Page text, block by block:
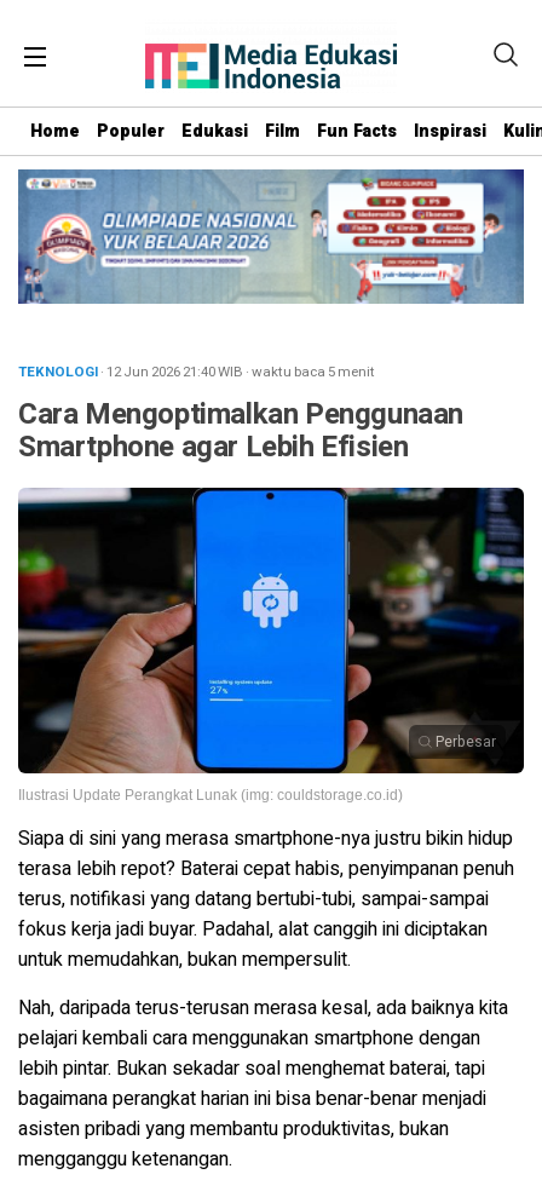
Home Populer Edukasi Film Fun Facts Inspirasi
TEKNOLOGI· 12 Jun 202621:40WIB ·waktu baca 5 menit
Cara Mengoptimalkan Penggunaan
Smartphone agar Lebih Efisien
Perbesar
Ilustrasi Update Perangkat Lunak (img: couldstorage.co.id)
Siapa di sini yang merasa smartphone-nya justru bikin hidup
terasa lebih repot? Baterai cepat habis, penyimpanan penuh
terus, notifikasi yang datang bertubi-tubi, sampai-sampai
fokus kerja jadi buyar. Padahal, alat canggih ini diciptakan
untuk memudahkan, bukan mempersulit.
Nah, daripada terus-terusan merasa kesal, ada baiknya kita
pelajari kembali cara menggunakan smartphone dengan
lebih pintar. Bukan sekadar soal menghemat baterai, tapi
bagaimana perangkat harian ini bisa benar-benar menjadi
asisten pribadi yang membantu produktivitas, bukan
mengganggu ketenangan.